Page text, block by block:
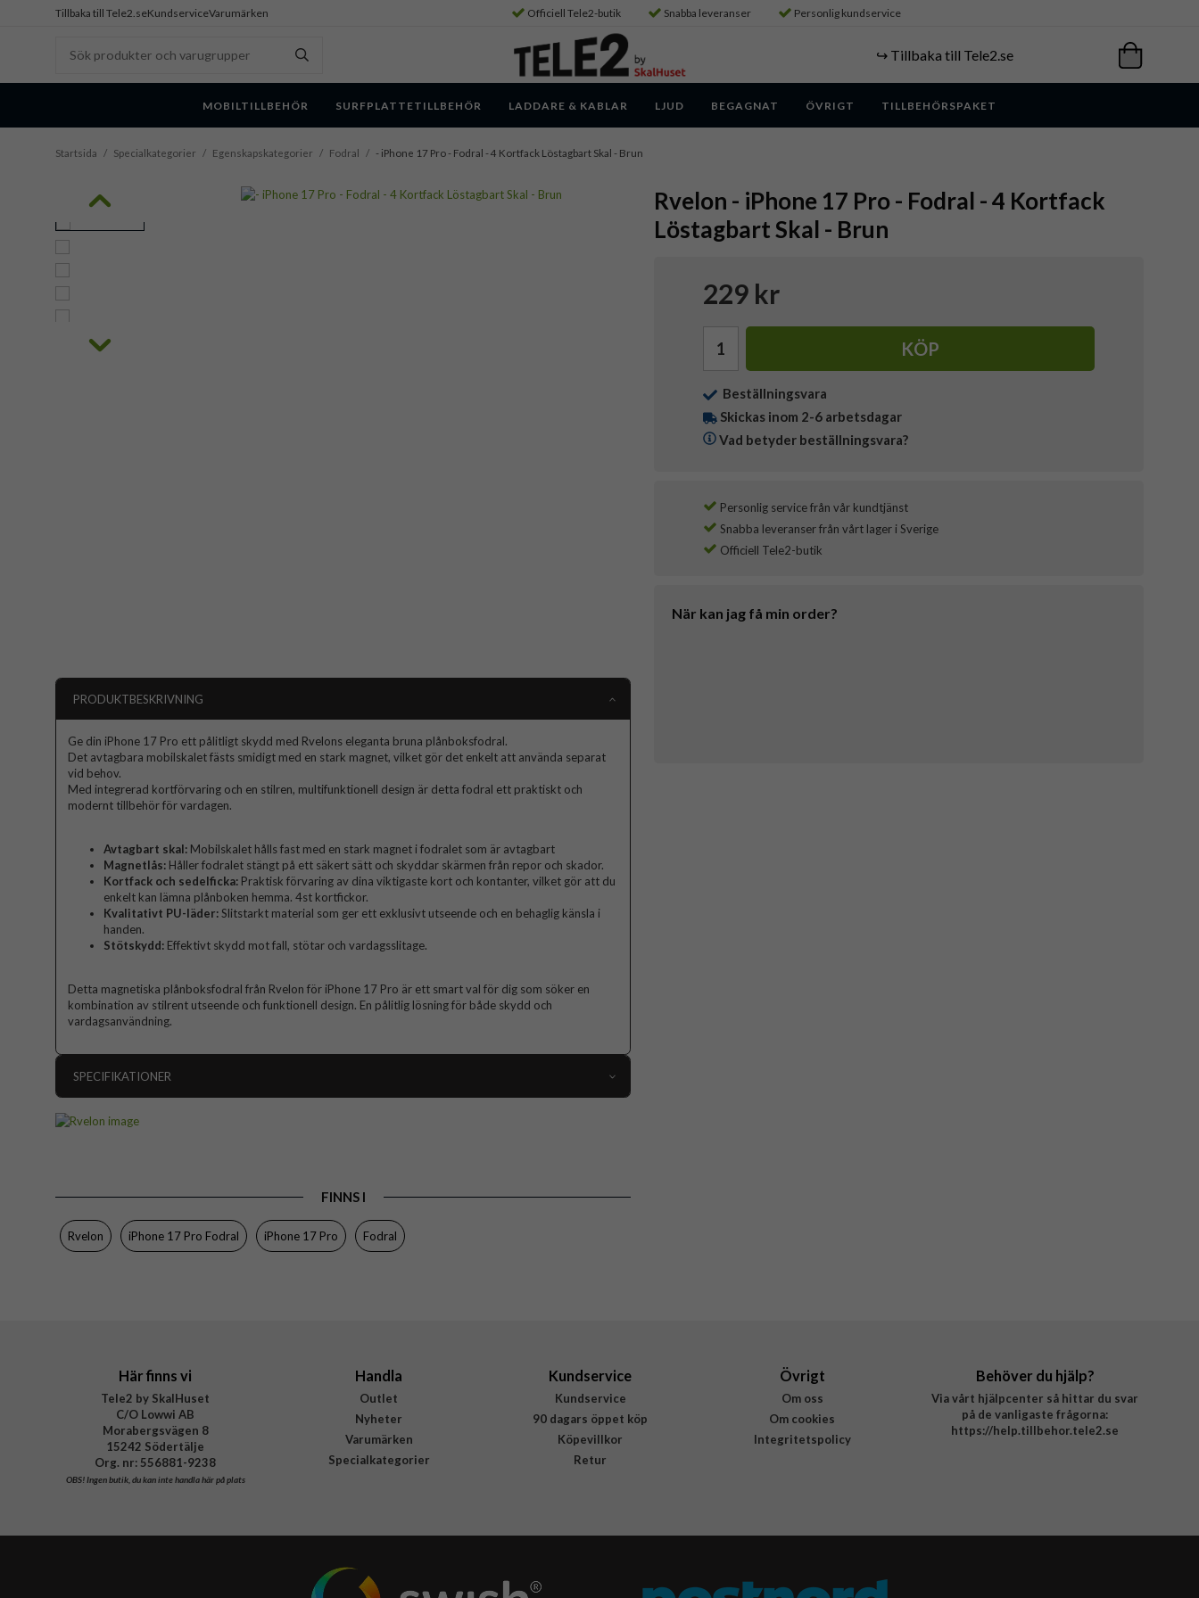
Tillbaka till Tele2.seKundserviceVarumärken Officiell Tele2-butik Snabba leveranser Personlig kundservice
↪️ Tillbaka till Tele2.se
MOBILTILLBEHÖR SURFPLATTETILLBEHÖR LADDARE & KABLAR LJUD BEGAGNAT ÖVRIGT TILLBEHÖRSPAKET
Startsida / Specialkategorier / Egenskapskategorier / Fodral / - iPhone 17 Pro - Fodral - 4 Kortfack Löstagbart Skal - Brun
Rvelon - iPhone 17 Pro - Fodral - 4 Kortfack
Löstagbart Skal - Brun
229 kr
KÖP
Beställningsvara
Skickas inom 2-6 arbetsdagar
Vad betyder beställningsvara?
Personlig service från vår kundtjänst
Snabba leveranser från vårt lager i Sverige
Officiell Tele2-butik
När kan jag få min order?
PRODUKTBESKRIVNING
Ge din iPhone 17 Pro ett pålitligt skydd med Rvelons eleganta bruna plånboksfodral.
Det avtagbara mobilskalet fästs smidigt med en stark magnet, vilket gör det enkelt att använda separat
vid behov.
Med integrerad kortförvaring och en stilren, multifunktionell design är detta fodral ett praktiskt och
modernt tillbehör för vardagen.
Avtagbart skal: Mobilskalet hålls fast med en stark magnet i fodralet som är avtagbart
Magnetlås: Håller fodralet stängt på ett säkert sätt och skyddar skärmen från repor och skador.
Kortfack och sedelficka: Praktisk förvaring av dina viktigaste kort och kontanter, vilket gör att du
enkelt kan lämna plånboken hemma. 4st kortfickor.
Kvalitativt PU-läder:Slitstarkt material som ger ett exklusivt utseende och en behaglig känsla i
handen.
Stötskydd: Effektivt skydd mot fall, stötar och vardagsslitage.
Detta magnetiska plånboksfodral från Rvelon för iPhone 17 Pro är ett smart val för dig som söker en
kombination av stilrent utseende och funktionell design. En pålitlig lösning för både skydd och
vardagsanvändning.
SPECIFIKATIONER
Egenskaper
Kortfack, Löstagbart skal
Färg
Material
FINNS I
Rvelon iPhone 17 Pro Fodral iPhone 17 Pro Fodral
Här finns vi
Tele2 by SkalHuset
C/O Lowwi AB
Morabergsvägen 8
15242 Södertälje
Org. nr: 556881-9238
OBS!Ingen butik, du kan inte handla här på plats
Handla
Outlet
Nyheter
Varumärken
Specialkategorier
Kundservice
Kundservice
90 dagars öppet köp
Köpevillkor
Retur
Övrigt
Om oss
Om cookies
Integritetspolicy
Behöver du hjälp?
Via vårt hjälpcenter så hittar du svar
på de vanligaste frågorna:
https://help.tillbehor.tele2.se